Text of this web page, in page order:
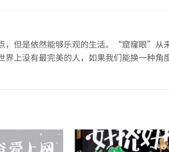
，但是依然能够乐观的生活。“窟窿眼”
没有最完美的人，如果我们能换一种角